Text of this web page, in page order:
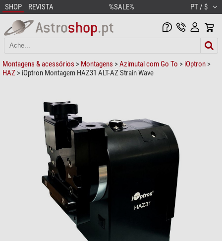
SHOP REVISTA %SALE% PT / $
Montagens & acessórios > Montagens >Azimutal com Go To > iOptron >
HAZ > iOptron Montagem HAZ31 ALT-AZ Strain Wave